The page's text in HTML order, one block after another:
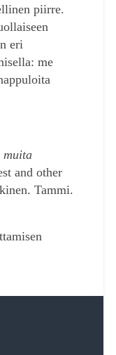
piirre.
eri
me
muita
and other
Tammi.